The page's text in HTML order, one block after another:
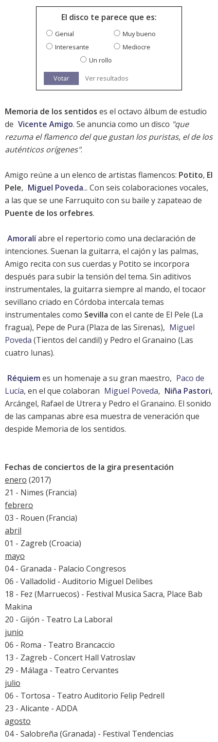
El disco te parece que es:
Genial
Muy bueno
Interesante
Mediocre
Un rollo
Votar Ver resultados
Memoria de los sentidos es el octavo álbum de estudio
de Vicente Amigo. Se anuncia como un disco "que
rezuma el flamenco del que gustan los puristas, el de los
auténticos orígenes".
Amigo reúne a un elenco de artistas flamencos: Potito, El
Pele, Miguel Poveda... Con seis colaboraciones vocales,
a las que se une Farruquito con su baile y zapateao de
Puente de los orfebres.
Amoralíabre el repertorio como una declaración de
intenciones. Suenan la guitarra, el cajón y las palmas,
Amigo recita con sus cuerdas y Potito se incorpora
después para subir la tensión del tema. Sin aditivos
instrumentales, la guitarra siempre al mando, el tocaor
sevillano criado en Córdoba intercala temas
instrumentales como Sevilla con el cante de El Pele (La
fragua), Pepe de Pura (Plaza de las Sirenas), Miguel
Poveda (Tientos del candil) y Pedro el Granaino (Las
cuatro lunas).
Réquiem es un homenaje a su gran maestro, Paco de
Lucía, en el que colaboran Miguel Poveda, Niña Pastori,
Arcángel, Rafael de Utrera y Pedro el Granaino. El sonido
de las campanas abre esa muestra de veneración que
despide Memoria de los sentidos.
Fechas de conciertos de la gira presentación
enero (2017)
21 - Nimes (Francia)
febrero
03 - Rouen (Francia)
abril
01 - Zagreb (Croacia)
mayo
04 - Granada - Palacio Congresos
06 - Valladolid - Auditorio Miguel Delibes
18 - Fez (Marruecos) - Festival Musica Sacra, Place Bab
Makina
20 - Gijón - Teatro La Laboral
junio
06 - Roma - Teatro Brancaccio
13 - Zagreb - Concert Hall Vatroslav
29 - Málaga - Teatro Cervantes
julio
06 - Tortosa - Teatro Auditorio Felip Pedrell
23 - Alicante - ADDA
agosto
04 - Salobreña (Granada) - Festival Tendencias